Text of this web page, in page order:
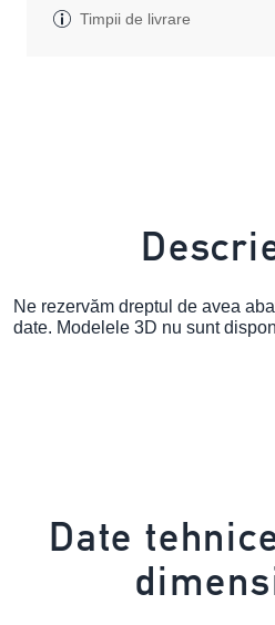
Timpii de livrare
Ne rezervăm dreptul de avea
date. Modelele 3D nu sunt
Date